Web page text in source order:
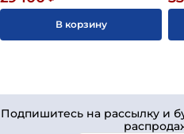
В корзину
Подпишитесь на рассылку и